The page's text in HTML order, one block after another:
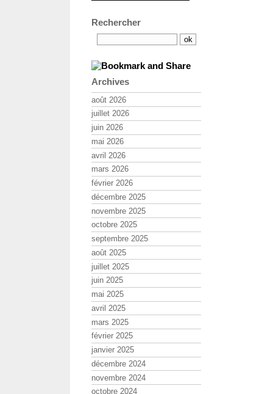
Rechercher
Archives
août 2026
juillet 2026
juin 2026
mai 2026
avril 2026
mars 2026
février 2026
décembre 2025
novembre 2025
octobre 2025
septembre 2025
août 2025
juillet 2025
juin 2025
mai 2025
avril 2025
mars 2025
février 2025
janvier 2025
décembre 2024
novembre 2024
octobre 2024